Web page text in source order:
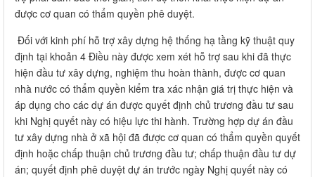
được cơ quan có thẩm quyền phê duyệt.
Đối với kinh phí hỗ trợ xây dựng hệ thống hạ tầng kỹ thuật quy
định tại khoản 4 Điều này được xem xét hỗ trợ sau khi đã thực
hiện đầu tư xây dựng, nghiệm thu hoàn thành, được cơ quan
nhà nước có thẩm quyền kiểm tra xác nhận giá trị thực hiện và
áp dụng cho các dự án được quyết định chủ trương đầu tư sau
khi Nghị quyết này có hiệu lực thi hành. Trường hợp dự án đầu
tư xây dựng nhà ở xã hội đã được cơ quan có thẩm quyền quyết
định hoặc chấp thuận chủ trương đầu tư; chấp thuận đầu tư dự
án; quyết định phê duyệt dự án trước ngày Nghị quyết này có